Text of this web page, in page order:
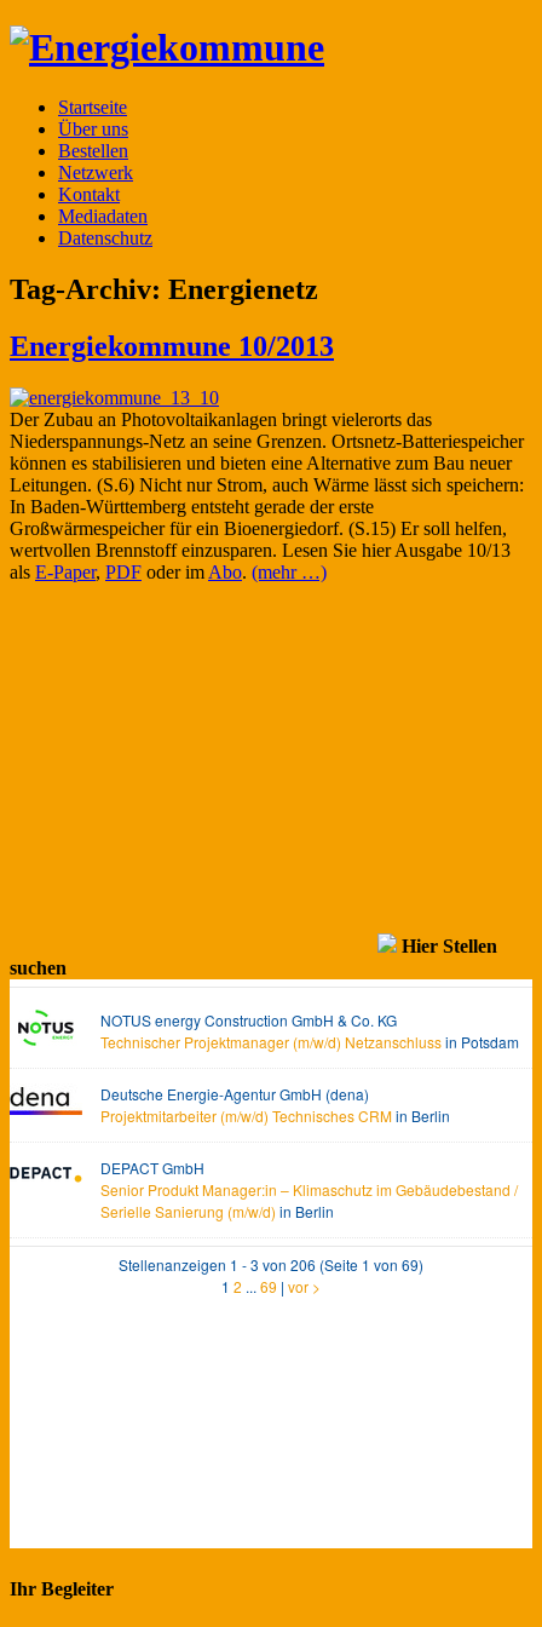
Startseite
Über uns
Bestellen
Netzwerk
Kontakt
Mediadaten
Datenschutz
Tag-Archiv: Energienetz
Energiekommune 10/2013
Der Zubau an Photovoltaikanlagen bringt vielerorts das
Niederspannungs-Netz an seine Grenzen. Ortsnetz-Batteriespeicher
können es stabilisieren und bieten eine Alternative zum Bau neuer
Leitungen. (S.6) Nicht nur Strom, auch Wärme lässt sich speichern:
In Baden-Württemberg entsteht gerade der erste
Großwärmespeicher für ein Bioenergiedorf. (S.15) Er soll helfen,
wertvollen Brennstoff einzusparen. Lesen Sie hier Ausgabe 10/13
als E-Paper, PDF oder im Abo. (mehr …)
Hier Stellen
suchen
Ihr Begleiter